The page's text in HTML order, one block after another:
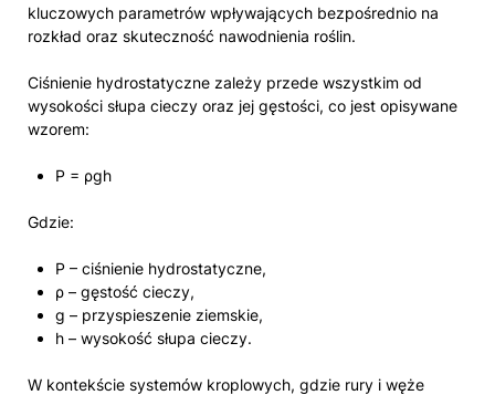
kluczowych parametrów wpływających bezpośrednio na
rozkład oraz skuteczność nawodnienia roślin.
Ciśnienie hydrostatyczne zależy przede wszystkim od
wysokości słupa cieczy oraz jej gęstości, co jest opisywane
wzorem:
P = ρgh
Gdzie:
P – ciśnienie hydrostatyczne,
ρ – gęstość cieczy,
g – przyspieszenie ziemskie,
h – wysokość słupa cieczy.
W kontekście systemów kroplowych, gdzie rury i węże